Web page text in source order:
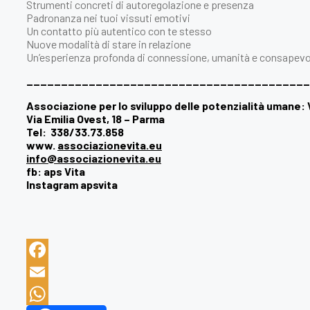
Strumenti concreti di autoregolazione e presenza
Padronanza nei tuoi vissuti emotivi
Un contatto più autentico con te stesso
Nuove modalità di stare in relazione
Un’esperienza profonda di connessione, umanità e
Associazione per lo sviluppo delle potenzialità umane:
Via Emilia Ovest, 18 – Parma
Tel: 338/33.73.858
www. associazionevita.eu
info@associazionevita.eu
fb: aps Vita
Instagram apsvita
Facebook
Email